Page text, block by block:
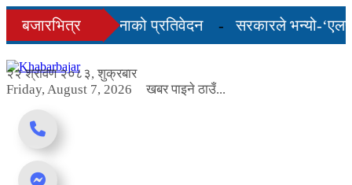
Skip
content
बजारभित्र
अन्तिम तीन महिनाको प्रतिवेदन
सरकारले भन्यो-‘एलपी
२२ श्रावण २०८३, शुक्रबार
Friday, August 7, 2026
खबर पाइने ठाउँ...